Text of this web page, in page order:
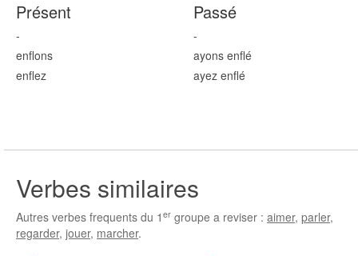
Présent
-
enflons
enflez
Passé
-
ayons enflé
ayez enflé
Verbes similaires
Autres verbes frequents du 1 er groupe a reviser : aimer, parler,
regarder, jouer, marcher.